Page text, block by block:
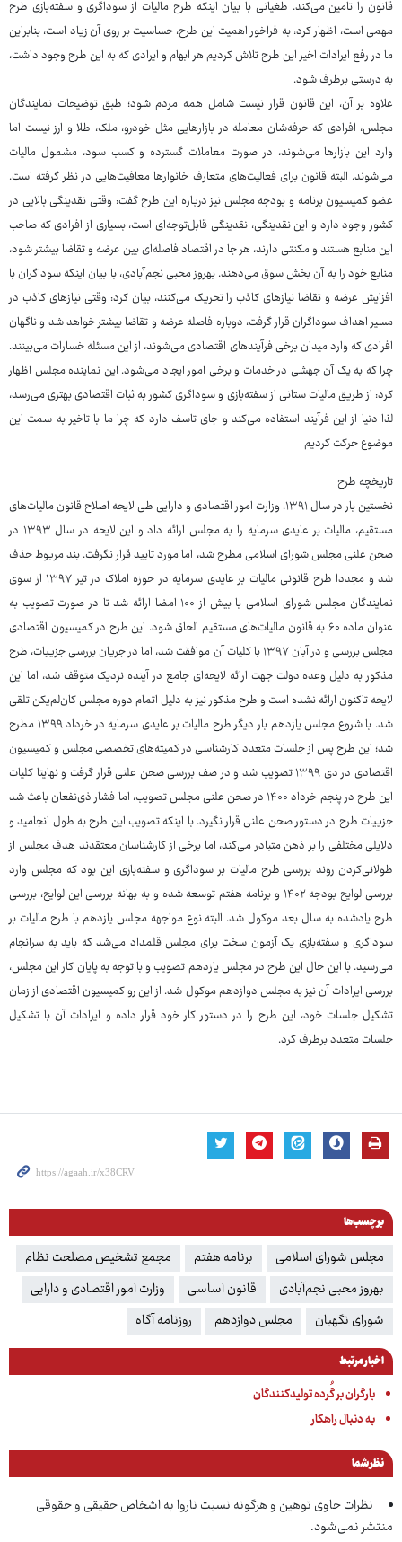
قانون را تامین می‌کند. طغیانی با بیان اینکه طرح مالیات از سوداگری و سفته‌بازی طرح
مهمی است، اظهار کرد: به فراخور اهمیت این طرح، حساسیت بر روی آن زیاد است، بنابراین
ما در رفع ایرادات اخیر این طرح تلاش کردیم هر ابهام و ایرادی که به این طرح وجود داشت،
به درستی برطرف شود.
علاوه بر آن، این قانون قرار نیست شامل همه مردم شود؛ طبق توضیحات نمایندگان
مجلس، افرادی که حرفه‌شان معامله در بازارهایی مثل خودرو، ملک، طلا و ارز نیست اما
وارد این بازارها می‌شوند، در صورت معاملات گسترده و کسب سود، مشمول مالیات
می‌شوند. البته قانون برای فعالیت‌های متعارف خانوارها معافیت‌هایی در نظر گرفته است.
عضو کمیسیون برنامه و بودجه مجلس نیز درباره این طرح گفت: وقتی نقدینگی بالایی در
کشور وجود دارد و این نقدینگی، نقدینگی قابل‌توجه‌ای است، بسیاری از افرادی که صاحب
این منابع هستند و مکنتی دارند، هر جا در اقتصاد فاصله‌ای بین عرضه و تقاضا بیشتر شود،
منابع خود را به آن بخش سوق می‌دهند. بهروز محبی نجم‌آبادی، با بیان اینکه سوداگران با
افزایش عرضه و تقاضا نیازهای کاذب را تحریک می‌کنند، بیان کرد: وقتی نیازهای کاذب در
مسیر اهداف سوداگران قرار گرفت، دوباره فاصله عرضه و تقاضا بیشتر خواهد شد و ناگهان
افرادی که وارد میدان برخی فرآیندهای اقتصادی می‌شوند، از این مسئله خسارات می‌بینند.
چرا که به یک آن جهشی در خدمات و برخی امور ایجاد می‌شود. این نماینده مجلس اظهار
کرد: از طریق مالیات ستانی از سفته‌بازی و سوداگری کشور به ثبات اقتصادی بهتری می‌رسد،
لذا دنیا از این فرآیند استفاده می‌کند و جای تاسف دارد که چرا ما با تاخیر به سمت این
موضوع حرکت کردیم
تاریخچه طرح
نخستین بار در سال ۱۳۹۱، وزارت امور اقتصادی و دارایی طی لایحه اصلاح قانون مالیات‌های
مستقیم، مالیات بر عایدی سرمایه را به مجلس ارائه داد و این لایحه در سال ۱۳۹۳ در
صحن علنی مجلس شورای اسلامی مطرح شد، اما مورد تایید قرار نگرفت. بند مربوط حذف
شد و مجددا طرح قانونی مالیات بر عایدی سرمایه در حوزه املاک در تیر ۱۳۹۷ از سوی
نمایندگان مجلس شورای اسلامی با بیش از ۱۰۰ امضا ارائه شد تا در صورت تصویب به
عنوان ماده ۶۰ به قانون مالیات‌های مستقیم الحاق شود. این طرح در کمیسیون اقتصادی
مجلس بررسی و در آبان ۱۳۹۷ با کلیات آن موافقت شد، اما در جریان بررسی جزییات، طرح
مذکور به دلیل وعده دولت جهت ارائه لایحه‌ای جامع در آینده نزدیک متوقف شد، اما این
لایحه تاکنون ارائه نشده است و طرح مذکور نیز به دلیل اتمام دوره مجلس کان‌لم‌یکن تلقی
شد. با شروع مجلس یازدهم بار دیگر طرح مالیات بر عایدی سرمایه در خرداد ۱۳۹۹ مطرح
شد؛ این طرح پس از جلسات متعدد کارشناسی در کمیته‌های تخصصی مجلس و کمیسیون
اقتصادی در دی ۱۳۹۹ تصویب شد و در صف بررسی صحن علنی قرار گرفت و نهایتا کلیات
این طرح در پنجم خرداد ۱۴۰۰ در صحن علنی مجلس تصویب، اما فشار ذی‌نفعان باعث شد
جزییات طرح در دستور صحن علنی قرار نگیرد. با اینکه تصویب این طرح به طول انجامید و
دلایلی مختلفی را بر ذهن متبادر می‌کند، اما برخی از کارشناسان معتقدند هدف مجلس از
طولانی‌کردن روند بررسی طرح مالیات بر سوداگری و سفته‌بازی این بود که مجلس وارد
بررسی لوایح بودجه ۱۴۰۲ و برنامه هفتم توسعه شده و به بهانه بررسی این لوایح، بررسی
طرح یادشده به سال بعد موکول شد. البته نوع مواجهه مجلس یازدهم با طرح مالیات بر
سوداگری و سفته‌بازی یک آزمون سخت برای مجلس قلمداد می‌شد که باید به سرانجام
می‌رسید. با این حال این طرح در مجلس یازدهم تصویب و با توجه به پایان کار این مجلس،
بررسی ایرادات آن نیز به مجلس دوازدهم موکول شد. از این رو کمیسیون اقتصادی از زمان
تشکیل جلسات خود، این طرح را در دستور کار خود قرار داده و ایرادات آن با تشکیل
جلسات متعدد برطرف کرد.
برچسب‌ها
مجلس شورای اسلامی برنامه هفتم
مجمع تشخیص مصلحت نظام
بهروز محبی نجم‌آبادی
قانون اساسی
وزارت امور اقتصادی و دارایی
شورای نگهبان
مجلس دوازدهم روزنامه آگاه
اخبار مرتبط
بارگران بر گُرده تولیدکنندگان
به دنبال راهکار
نظر شما
نظرات حاوی توهین و هرگونه نسبت ناروا به اشخاص حقیقی و حقوقی
منتشر نمی‌شود.